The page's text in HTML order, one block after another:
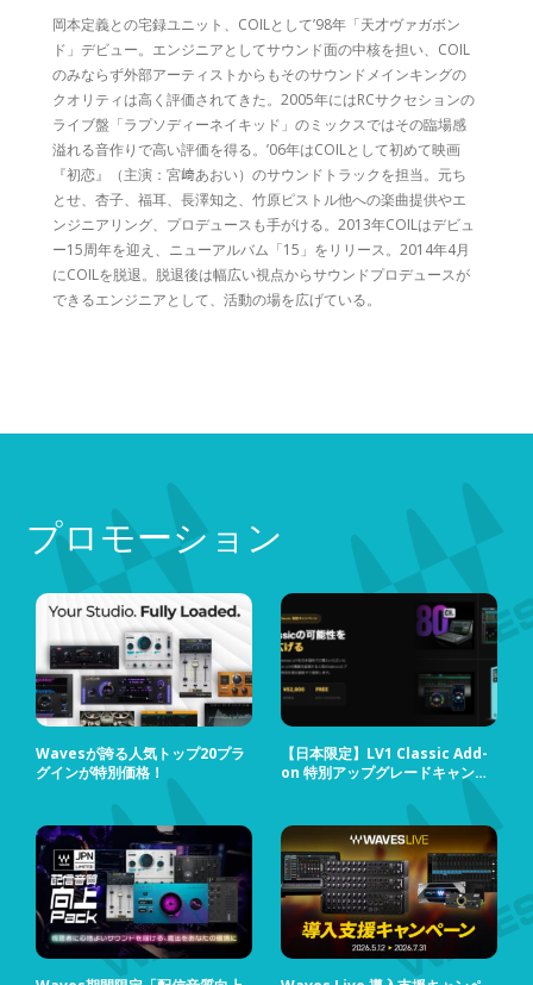
岡本定義との宅録ユニット、COILとして’98年「天才ヴァガボン
ド」デビュー。エンジニアとしてサウンド面の中核を担い、COIL
のみならず外部アーティストからもそのサウンドメインキングの
クオリティは高く評価されてきた。2005年にはRCサクセションの
ライブ盤「ラプソディーネイキッド」のミックスではその臨場感
溢れる音作りで高い評価を得る。’06年はCOILとして初めて映画
『初恋』（主演：宮﨑あおい）のサウンドトラックを担当。元ち
とせ、杏子、福耳、長澤知之、竹原ピストル他への楽曲提供やエ
ンジニアリング、プロデュースも手がける。2013年COILはデビュ
ー15周年を迎え、ニューアルバム「15」をリリース。2014年4月
にCOILを脱退。脱退後は幅広い視点からサウンドプロデュースが
できるエンジニアとして、活動の場を広げている。
プロモーション
Wavesが誇る人気トップ20プラ
グインが特別価格！
【日本限定】LV1 Classic Add-
on 特別アップグレードキャンペ